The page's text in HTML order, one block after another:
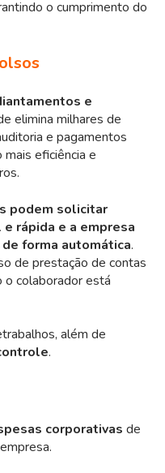
o cumprimento do
e
elimina milhares de
e pagamentos
eficiência e
podem solicitar
rápida e a empresa
forma automática.
de prestação de contas
o colaborador está
além de
.
corporativas de